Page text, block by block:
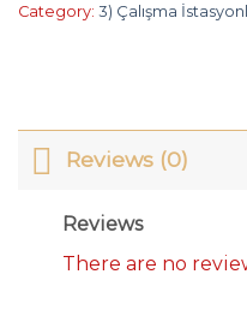
Category: 3) Çalışma
Reviews (0)
Reviews
There are no